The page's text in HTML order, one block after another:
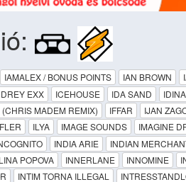
IAMALEX / BONUS POINTS IAN BROWN
EXX
ICEHOUSE IDA SAND
MADEM REMIX)
IFFAR IJAN
ILYA IMAGE SOUNDS IMAGINE
INDIA ARIE INDIAN
POPOVA
INNERLANE INNOMINE
INTIM TORNA ILLEGAL